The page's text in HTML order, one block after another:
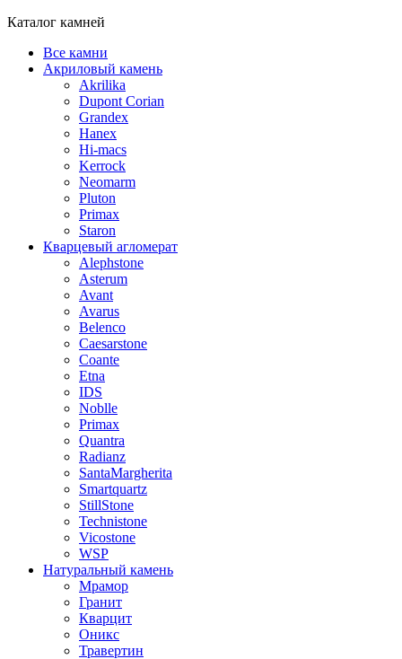
Каталог камней
Все камни
Акриловый камень
Akrilika
Dupont Corian
Grandex
Hanex
Hi-macs
Kerrock
Neomarm
Pluton
Primax
Staron
Кварцевый агломерат
Alephstone
Asterum
Avant
Avarus
Belenco
Caesarstone
Coante
Etna
IDS
Noblle
Primax
Quantra
Radianz
SantaMargherita
Smartquartz
StillStone
Technistone
Vicostone
WSP
Натуральный камень
Мрамор
Гранит
Кварцит
Оникс
Травертин